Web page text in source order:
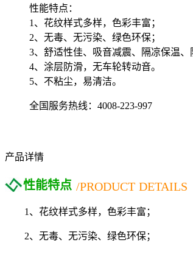
性能特点：
1、花纹样式多样，色彩丰富；
2、无毒、无污染、绿色环保；
3、舒适性佳、吸音减震、隔凉保温
4、涂层防滑，无车轮转动音。
5、不粘尘，易清洁。
全国服务热线： 4008-223-997
产品详情
性能特点 /PRODUCT DETAILS
1、花纹样式多样，色彩丰富；
2、无毒、无污染、绿色环保；